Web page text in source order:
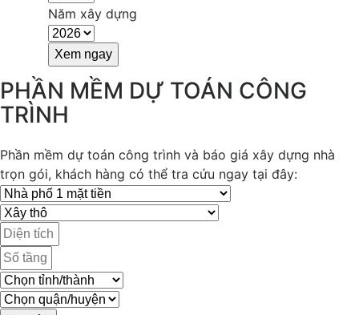
Năm xây dựng
PHẦN MỀM DỰ TOÁN CÔNG
TRÌNH
Phần mềm dự toán công trình và báo giá xây dựng nhà
trọn gói, khách hàng có thể tra cứu ngay tại đây: